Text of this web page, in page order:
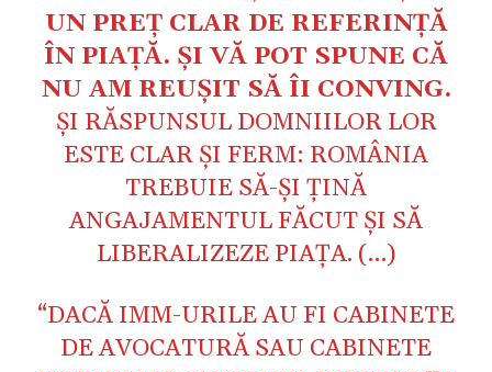
UN PREȚ CLAR DE REFERINȚĂ
ÎN PIAȚĂ. ȘI VĂ POT SPUNE CĂ
NU AM REUȘIT SĂ ÎI CONVING.
ȘI RĂSPUNSUL DOMNIILOR LOR
ESTE CLAR ȘI FERM: ROMÂNIA
TREBUIE SĂ-ȘI ȚINĂ
ANGAJAMENTUL FĂCUT ȘI SĂ
LIBERALIZEZE PIAȚA. (…)
“DACĂ IMM-URILE AU FI CABINETE
DE AVOCATURĂ SAU CABINETE